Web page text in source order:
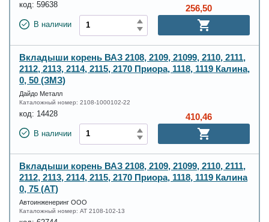
код: 59638
В наличии
256,50
Вкладыши корень ВАЗ 2108, 2109, 21099, 2110, 2111,
2112, 2113, 2114, 2115, 2170 Приора, 1118, 1119 Калина,
0, 50 (ЗМЗ)
Дайдо Металл
Каталожный номер: 2108-1000102-22
код: 14428
В наличии
410,46
Вкладыши корень ВАЗ 2108, 2109, 21099, 2110, 2111,
2112, 2113, 2114, 2115, 2170 Приора, 1118, 1119 Калина
0, 75 (AT)
Автоинженеринг ООО
Каталожный номер: AT 2108-102-13